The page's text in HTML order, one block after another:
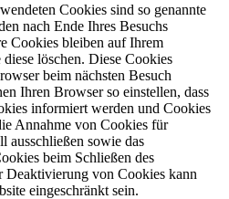
Cookies sind so genannte
nach Ende Ihres Besuchs
Cookies bleiben auf Ihrem
löschen. Diese Cookies
beim nächsten Besuch
Ihren Browser so einstellen, dass
informiert werden und Cookies
Annahme von Cookies für
ausschließen sowie das
beim Schließen des
Deaktivierung von Cookies kann
eingeschränkt sein.